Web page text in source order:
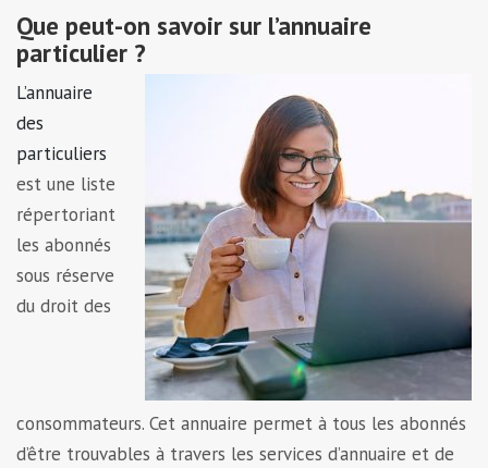
Que peut-on savoir sur l’annuaire
particulier ?
L’annuaire
des
particuliers
est une liste
répertoriant
les abonnés
sous réserve
du droit des
consommateurs. Cet annuaire permet à tous les abonnés
d’être trouvables à travers les services d’annuaire et de